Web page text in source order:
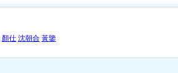
顏仕 沈朝合 黃鑒